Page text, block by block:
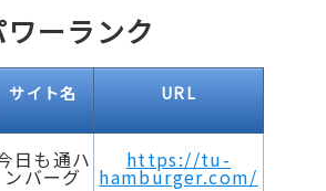
ーランク
サイト名 URL
日も通ハ
ンバーグ
https://tu-
hamburger.com/